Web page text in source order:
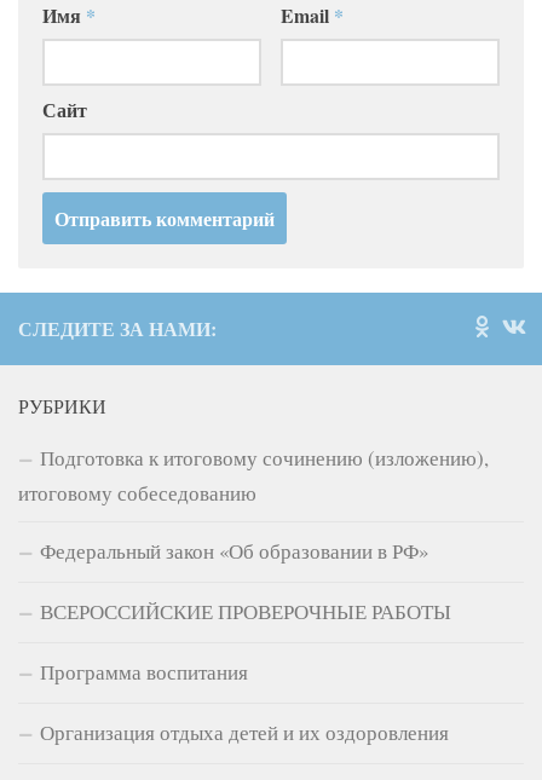
Имя * Email *
Сайт
СЛЕДИТЕ ЗА НАМИ:
РУБРИКИ
Подготовка к итоговому сочинению (изложению),
итоговому собеседованию
Федеральный закон «Об образовании в РФ»
ВСЕРОССИЙСКИЕ ПРОВЕРОЧНЫЕ РАБОТЫ
Программа воспитания
Организация отдыха детей и их оздоровления